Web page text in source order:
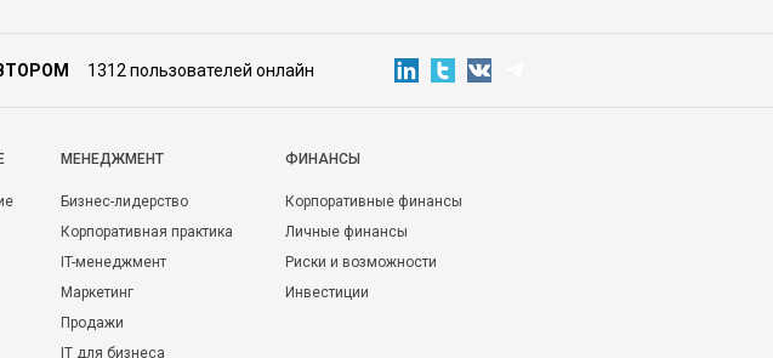
1312 пользователей онлайн
МЕНЕДЖМЕНТ
Бизнес-лидерство
Корпоративная практика
IT-менеджмент
Маркетинг
Продажи
IT для бизнеса
ФИНАНСЫ
Корпоративные финансы
Личные финансы
Риски и возможности
Инвестиции